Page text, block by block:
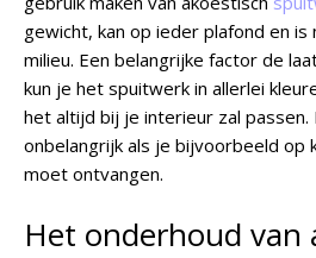
gewicht, kan op ieder plafond en
milieu. Een belangrijke factor de
kun je het spuitwerk in allerlei
het altijd bij je interieur zal passen.
onbelangrijk als je bijvoorbeeld op
moet ontvangen.
Het onderhoud van